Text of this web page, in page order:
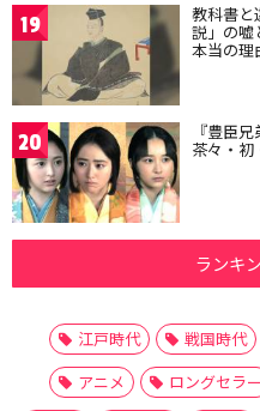
19 教科書と
説」の嘘
本当の理
20 『豊臣
茶々・
ランキ
江戸時代 戦国時代
アニメ
ロングセラー